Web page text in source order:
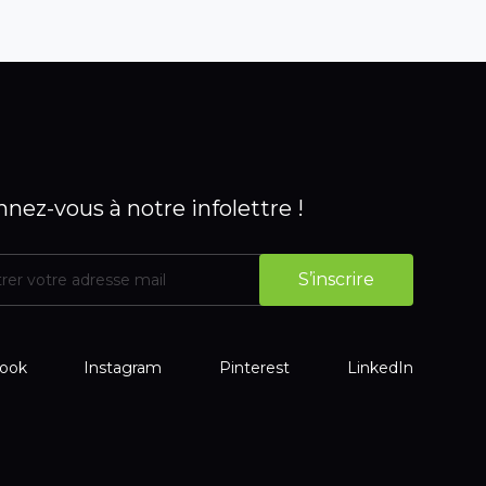
vous à notre infolettre !
Instagram Pinterest LinkedIn